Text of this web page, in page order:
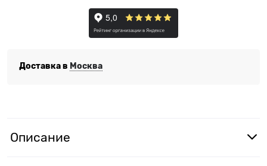
Доставка в Москва
Описание